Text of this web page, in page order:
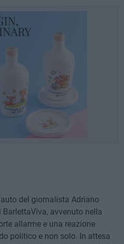
del giornalista Adriano
avvenuto nella
allarme e una reazione
politico e non solo. In attesa